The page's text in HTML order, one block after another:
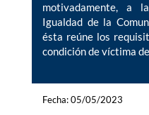
motivadamente, a
Igualdad de la
ésta reúne los
condición de víctima
Fecha: 05/05/2023